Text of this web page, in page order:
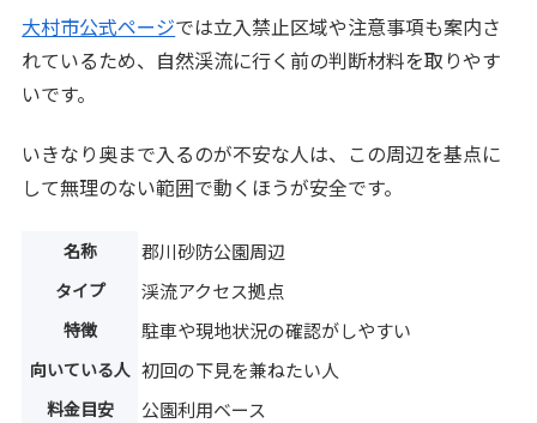
大村市公式ページでは立入禁止区域や注意事項も案内さ
れているため、自然渓流に行く前の判断材料を取りやす
いです。
いきなり奥まで入るのが不安な人は、この周辺を基点に
して無理のない範囲で動くほうが安全です。
名称 郡川砂防公園周辺
タイプ 渓流アクセス拠点
特徴 駐車や現地状況の確認がしやすい
向いている人 初回の下見を兼ねたい人
料金目安 公園利用ベース